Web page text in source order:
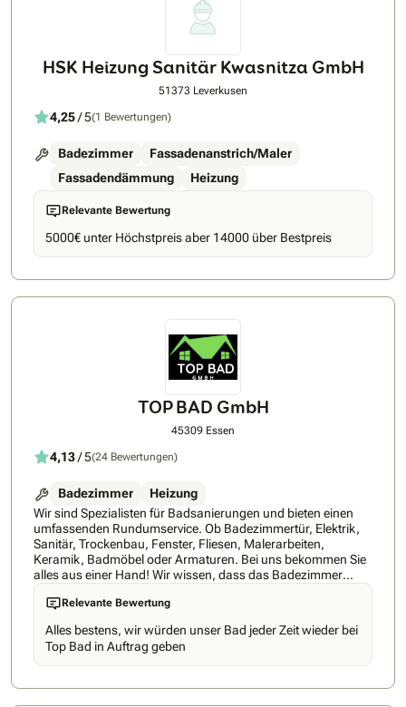
HSK Heizung Sanitär Kwasnitza GmbH
51373 Leverkusen
4,25/ 5(1 Bewertungen)
Badezimmer
Fassadenanstrich/Maler
Fassadendämmung
Heizung
Relevante Bewertung
5000€ unter Höchstpreis aber 14000 über Bestpreis
TOP BAD GmbH
45309 Essen
4,13/ 5(24 Bewertungen)
Badezimmer
Heizung
Wir sind Spezialisten für Badsanierungen und bieten einen
umfassenden Rundumservice. Ob Badezimmertür, Elektrik,
Sanitär, Trockenbau, Fenster, Fliesen, Malerarbeiten,
Keramik, Badmöbel oder Armaturen. Bei uns bekommen Sie
alles aus einer Hand! Wir wissen, dass das Badezimmer
mehr ist als nur ein funktionaler Raum – es ist ein Ort der
Entspannung, der Erfrischung und des Wohlbefindens.
Unsere Kunden schätzen unsere ganzheitlichen Lösungen,
bei denen wir alle Aspekte der Badsanierung abdecken, von
der Planung bis zur Fertigstellung. Mit unserem erfahrenen
Team von über 10 Mitarbeitern und modernsten
Relevante Bewertung
Alles bestens, wir würden unser Bad jeder Zeit wieder bei
Top Bad in Auftrag geben